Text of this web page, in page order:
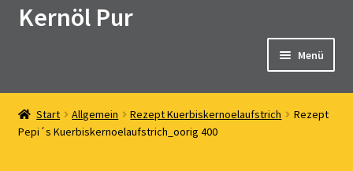
Kernöl Pur
Menü
Home
Online Shop
Start Allgemein Rezept Kuerbiskernoelaufstrich
Rezept
Pepi´s Kuerbiskernoelaufstrich_oorig 400